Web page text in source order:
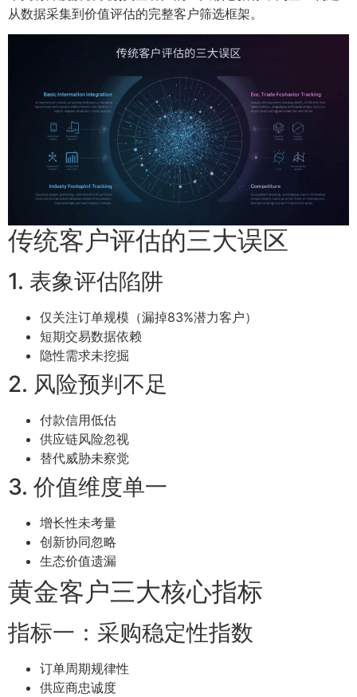
从数据采集到价值评估的完整客户筛选框架。
传统客户评估的三大误区
1. 表象评估陷阱
仅关注订单规模（漏掉83%潜力客户）
短期交易数据依赖
隐性需求未挖掘
2. 风险预判不足
付款信用低估
供应链风险忽视
替代威胁未察觉
3. 价值维度单一
增长性未考量
创新协同忽略
生态价值遗漏
黄金客户三大核心指标
指标一：采购稳定性指数
订单周期规律性
供应商忠诚度